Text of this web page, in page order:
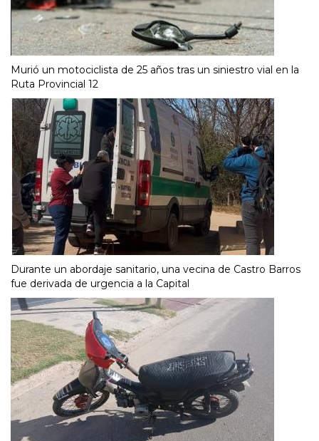
Murió un motociclista de 25 años tras un siniestro vial en la
Ruta Provincial 12
Durante un abordaje sanitario, una vecina de Castro Barros
fue derivada de urgencia a la Capital